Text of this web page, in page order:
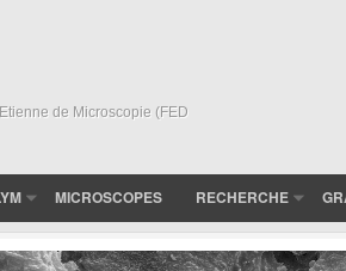
de Microscopie (FED
MICROSCOPES RECHERCHE